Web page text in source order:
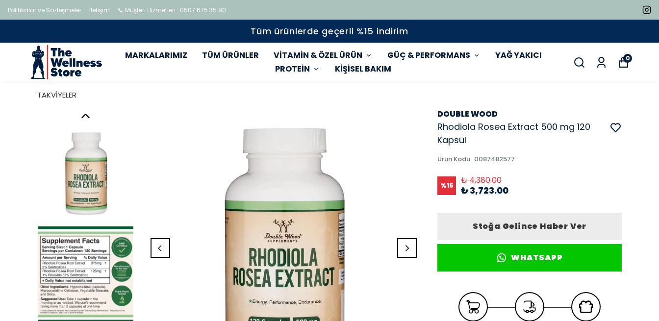
Politikalar ve Sözleşmeler İletişim 📞 Müşteri Hizmetleri : 0507 675 35 80
Tüm ürünlerde geçerli %15 indirim
MARKALARIMIZ TÜM ÜRÜNLER VİTAMİN & ÖZEL ÜRÜN GÜÇ & PERFORMANS
YAĞ YAKICI
PROTEİN
KİŞİSEL BAKIM
0
TAKVİYELER
DOUBLE WOOD
Rhodiola Rosea Extract 500 mg 120
Kapsül
Ürün Kodu: 0087482577
%15 ₺ 4,380.00
₺ 3,723.00
Stoğa Gelince Haber Ver
WHATSAPP